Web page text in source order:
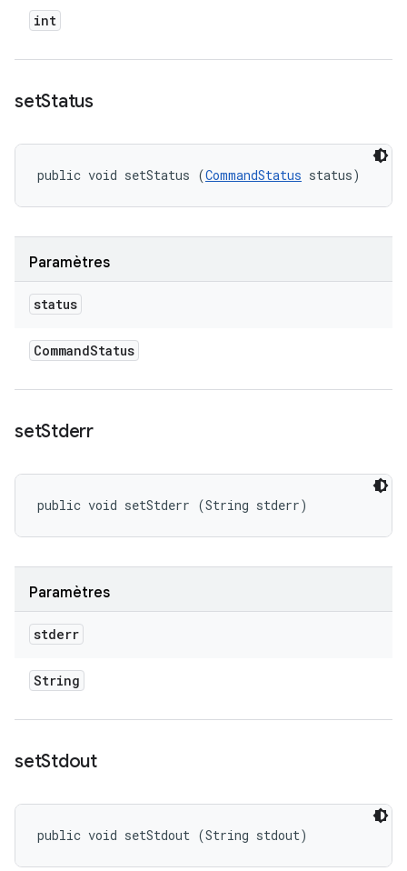
int
setStatus
public void setStatus (CommandStatus status)
Paramètres
status
CommandStatus
setStderr
public void setStderr (String stderr)
Paramètres
stderr
String
setStdout
public void setStdout (String stdout)